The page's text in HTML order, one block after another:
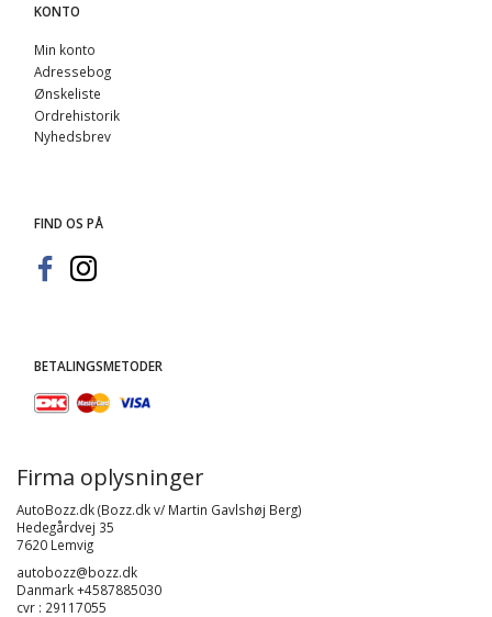
KONTO
Min konto
Adressebog
Ønskeliste
Ordrehistorik
Nyhedsbrev
FIND OS PÅ
BETALINGSMETODER
Firma oplysninger
AutoBozz.dk (Bozz.dk v/ Martin Gavlshøj Berg)
Hedegårdvej 35
7620 Lemvig
autobozz@bozz.dk
Danmark +4587885030
cvr : 29117055